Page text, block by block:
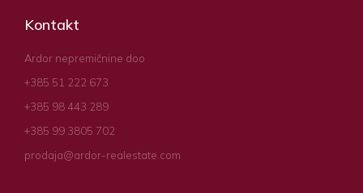
Kontakt
Ardor nepremičnine doo
+385 51 222 673
+385 98 443 289
+385 99 3805 702
prodaja@ardor-realestate.com